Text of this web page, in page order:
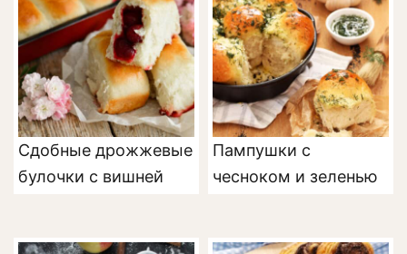
Сдобные дрожжевые
булочки с вишней
Пампушки с
чесноком и зеленью